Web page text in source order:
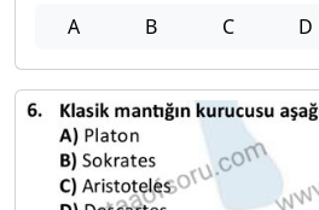
A B C D